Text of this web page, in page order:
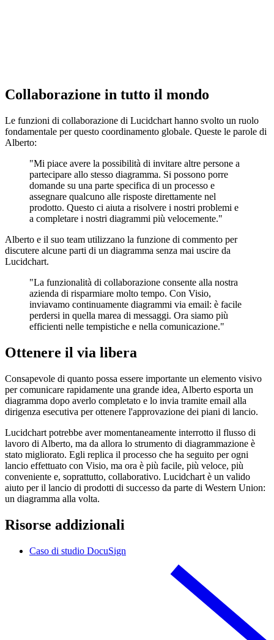
Collaborazione in tutto il mondo
Le funzioni di collaborazione di Lucidchart hanno svolto un ruolo
fondamentale per questo coordinamento globale. Queste le parole di
Alberto:
"Mi piace avere la possibilità di invitare altre persone a
partecipare allo stesso diagramma. Si possono porre
domande su una parte specifica di un processo e
assegnare qualcuno alle risposte direttamente nel
prodotto. Questo ci aiuta a risolvere i nostri problemi e
a completare i nostri diagrammi più velocemente."
Alberto e il suo team utilizzano la funzione di commento per
discutere alcune parti di un diagramma senza mai uscire da
Lucidchart.
"La funzionalità di collaborazione consente alla nostra
azienda di risparmiare molto tempo. Con Visio,
inviavamo continuamente diagrammi via email: è facile
perdersi in quella marea di messaggi. Ora siamo più
efficienti nelle tempistiche e nella comunicazione."
Ottenere il via libera
Consapevole di quanto possa essere importante un elemento visivo
per comunicare rapidamente una grande idea, Alberto esporta un
diagramma dopo averlo completato e lo invia tramite email alla
dirigenza esecutiva per ottenere l'approvazione dei piani di lancio.
Lucidchart potrebbe aver momentaneamente interrotto il flusso di
lavoro di Alberto, ma da allora lo strumento di diagrammazione è
stato migliorato. Egli replica il processo che ha seguito per ogni
lancio effettuato con Visio, ma ora è più facile, più veloce, più
conveniente e, soprattutto, collaborativo. Lucidchart è un valido
aiuto per il lancio di prodotti di successo da parte di Western Union:
un diagramma alla volta.
Risorse addizionali
Caso di studio DocuSign